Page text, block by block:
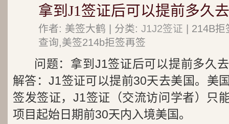
拿到J1签证后可以提前多久
作者: 美签大鹤 | 分类: J1J2签证 | 214B
查询,美签214b拒签再签
问题：拿到J1签证后可以提前多久
解答：J1签证可以提前30天去美国。美
签发签证，J1签证（交流访问学者）只
项目起始日期前30天内入境美国。